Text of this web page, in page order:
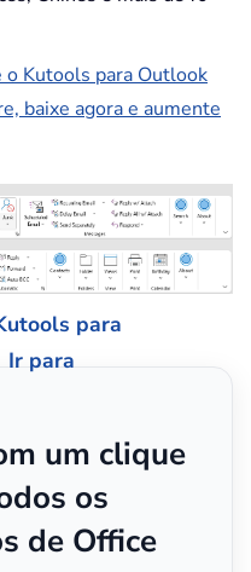
Kutools para Outlook
baixe agora e aumente
para
Ir para
um clique
os
de Office